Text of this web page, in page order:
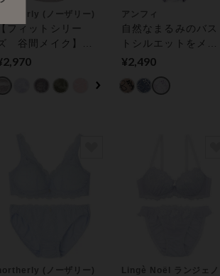
(ノーザリー)
フィットシリー
谷間メイク】
シュクールレース
ツセット
アンフィ
自然なまるみのバス
トシルエットをメイ
ク ブラ＆ショーツセ
¥2,490
(ノーザリー)
Lingè Noël ランジェノ